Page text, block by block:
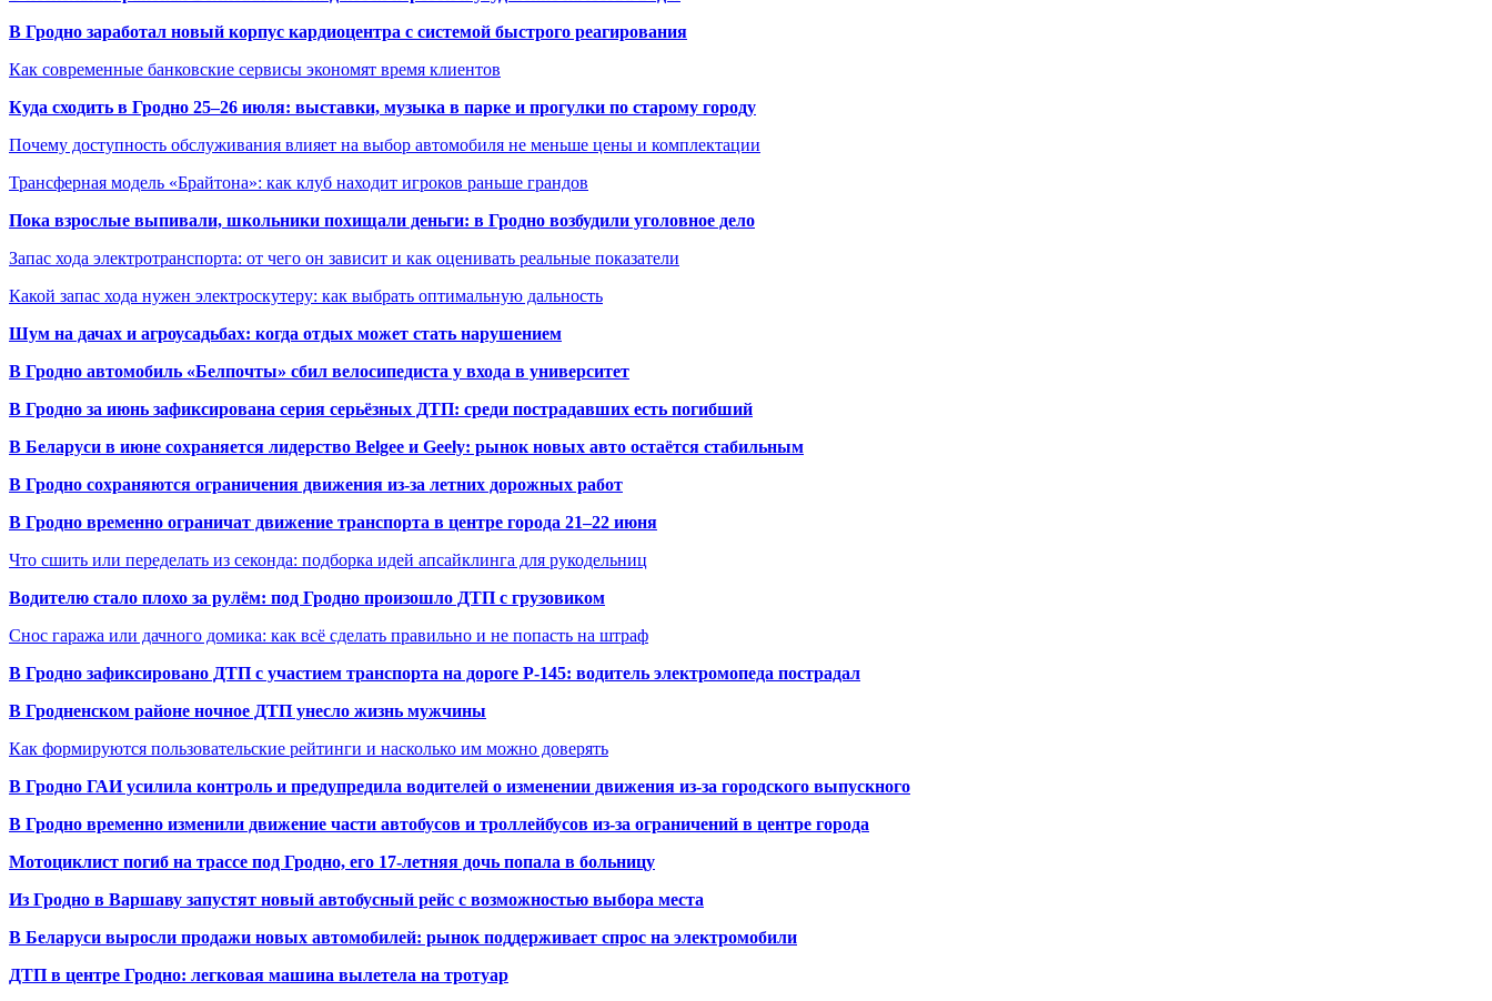
В Гродно заработал новый корпус кардиоцентра с системой быстрого реагирования
Как современные банковские сервисы экономят время клиентов
Куда сходить в Гродно 25–26 июля: выставки, музыка в парке и прогулки по старому городу
Почему доступность обслуживания влияет на выбор автомобиля не меньше цены и комплектации
Трансферная модель «Брайтона»: как клуб находит игроков раньше грандов
Пока взрослые выпивали, школьники похищали деньги: в Гродно возбудили уголовное дело
Запас хода электротранспорта: от чего он зависит и как оценивать реальные показатели
Какой запас хода нужен электроскутеру: как выбрать оптимальную дальность
Шум на дачах и агроусадьбах: когда отдых может стать нарушением
В Гродно автомобиль «Белпочты» сбил велосипедиста у входа в университет
В Гродно за июнь зафиксирована серия серьёзных ДТП: среди пострадавших есть погибший
В Беларуси в июне сохраняется лидерство Belgee и Geely: рынок новых авто остаётся стабильным
В Гродно сохраняются ограничения движения из-за летних дорожных работ
В Гродно временно ограничат движение транспорта в центре города 21–22 июня
Что сшить или переделать из секонда: подборка идей апсайклинга для рукодельниц
Водителю стало плохо за рулём: под Гродно произошло ДТП с грузовиком
Снос гаража или дачного домика: как всё сделать правильно и не попасть на штраф
В Гродно зафиксировано ДТП с участием транспорта на дороге Р-145: водитель электромопеда пострадал
В Гродненском районе ночное ДТП унесло жизнь мужчины
Как формируются пользовательские рейтинги и насколько им можно доверять
В Гродно ГАИ усилила контроль и предупредила водителей о изменении движения из-за городского выпускного
В Гродно временно изменили движение части автобусов и троллейбусов из-за ограничений в центре города
Мотоциклист погиб на трассе под Гродно, его 17-летняя дочь попала в больницу
Из Гродно в Варшаву запустят новый автобусный рейс с возможностью выбора места
В Беларуси выросли продажи новых автомобилей: рынок поддерживает спрос на электромобили
ДТП в центре Гродно: легковая машина вылетела на тротуар